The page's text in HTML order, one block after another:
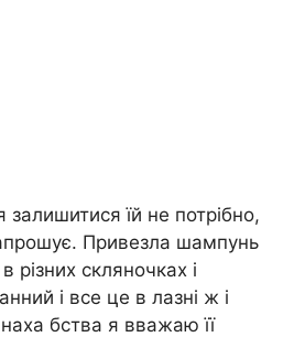
їй не потрібно,
Привезла шампунь
різних скляночках і
і все це в лазні ж і
бства я вважаю її